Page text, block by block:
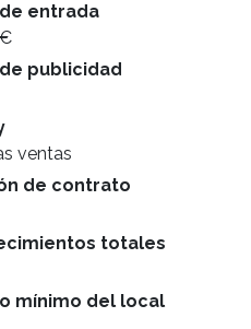
entrada
publicidad
ventas
de contrato
totales
mínimo del local